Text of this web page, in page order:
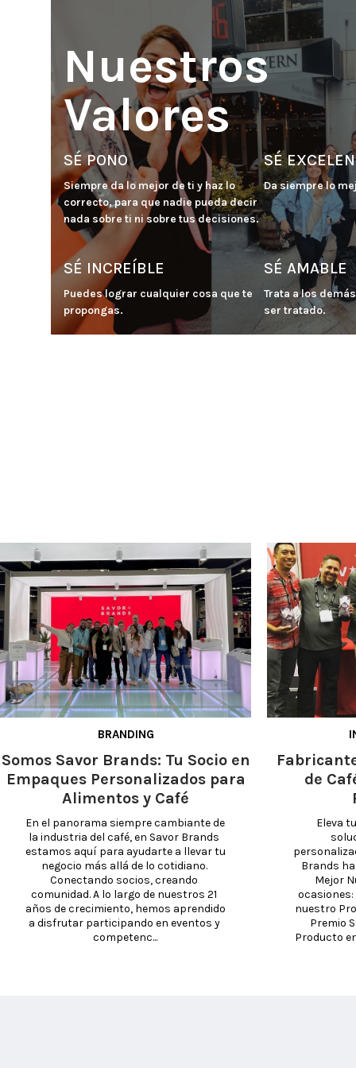
Nuestros
Valores
SÉ PONO
Siempre da lo mejor de ti y haz lo
correcto, para que nadie pueda decir
nada sobre ti ni sobre tus decisiones.
SÉ
Da siempre lo
SÉ INCREÍBLE
Puedes lograr cualquier cosa que te
propongas.
SÉ AMABLE
Trata a los
ser tratado.
BRANDING
Somos Savor Brands: Tu Socio en
Empaques Personalizados para
Alimentos y Café
En el panorama siempre cambiante de
la industria del café, en Savor Brands
estamos aquí para ayudarte a llevar tu
negocio más allá de lo cotidiano.
Conectando socios, creando
comunidad. A lo largo de nuestros 21
años de crecimiento, hemos aprendido
a disfrutar participando en eventos y
competenc...
de
Eleva
Brands ha
Mejor
ocasiones:
nuestro
Premio
Producto